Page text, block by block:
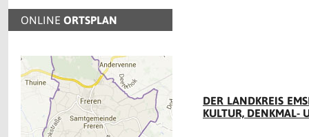
ONLINE ORTSPLAN
DER LANDKREIS
ULTUR, DENKMAL-